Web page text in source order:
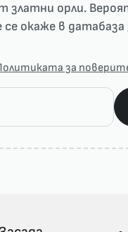
златни орли.
окаже в
за